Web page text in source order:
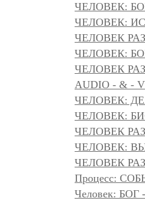
ЧЕЛОВЕК:
ЧЕЛОВЕК:
ЧЕЛОВЕК
ЧЕЛОВЕК:
ЧЕЛОВЕК
AUDIO - & -
ЧЕЛОВЕК:
ЧЕЛОВЕК:
ЧЕЛОВЕК
ЧЕЛОВЕК:
ЧЕЛОВЕК
Процесс:
Человек: